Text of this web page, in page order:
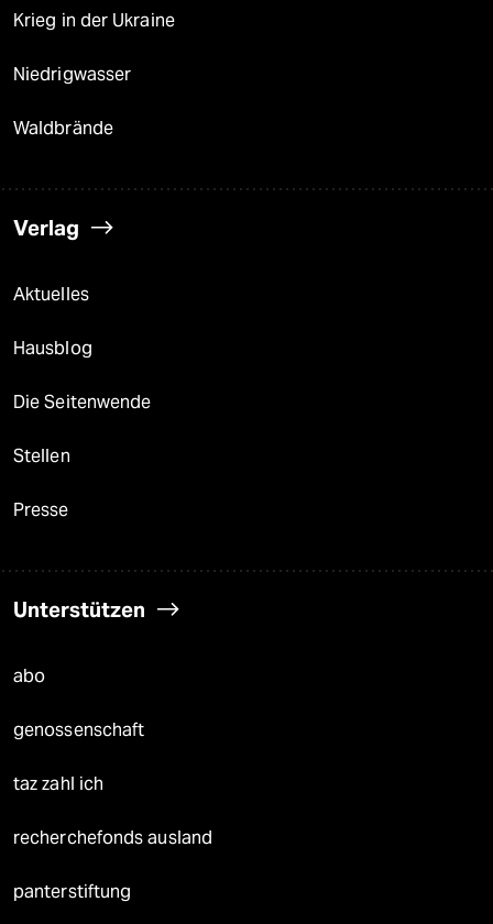
Krieg in der Ukraine
Niedrigwasser
Waldbrände
Verlag
Aktuelles
Hausblog
Die Seitenwende
Stellen
Presse
Unterstützen
abo
genossenschaft
taz zahl ich
recherchefonds ausland
panterstiftung